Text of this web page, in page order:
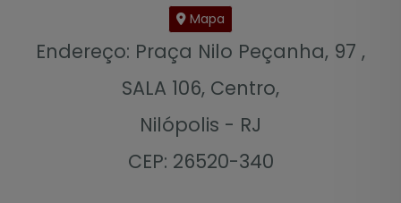
Mapa
Endereço: Praça Nilo Peçanha, 97 ,
SALA 106, Centro,
Nilópolis - RJ
CEP: 26520-340